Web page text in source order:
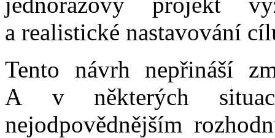
a realistické nastavování
Tento návrh nepřináší
A v některých
nejodpovědnějším